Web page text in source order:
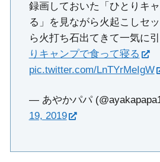
録画しておいた「ひとりキ
る」を見ながら火起こしセ
ら火打ち石出てきて一気に
りキャンプで食って寝る
pic.twitter.com/LnTYrMeIgW
— あやかパパ
19, 2019